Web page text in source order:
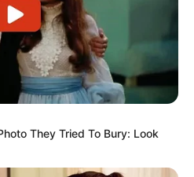
They Tried To Bury: Look